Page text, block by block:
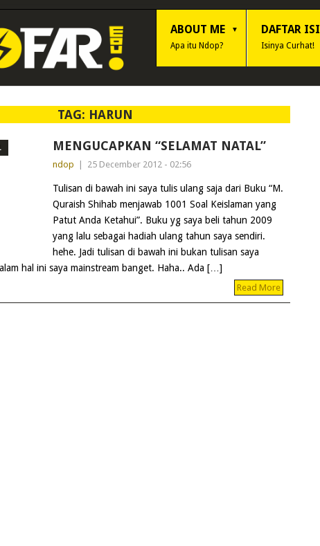
ABOUT ME
Apa itu Ndop?
DAFTAR ISI
Isinya Curhat!
TAG: HARUN
MENGUCAPKAN “SELAMAT NATAL”
ndop 25 December 2012 - 02:56
Tulisan di bawah ini saya tulis ulang saja dari Buku “M.
Quraish Shihab menjawab 1001 Soal Keislaman yang
Patut Anda Ketahui”. Buku yg saya beli tahun 2009
yang lalu sebagai hadiah ulang tahun saya sendiri.
hehe. Jadi tulisan di bawah ini bukan tulisan saya
hal ini saya mainstream banget. Haha.. Ada […]
Read More